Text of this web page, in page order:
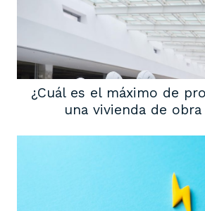
¿Cuál es el máximo de
una vivienda de obra